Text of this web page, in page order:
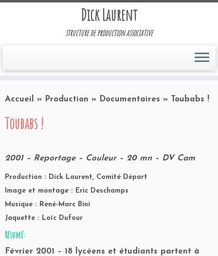
Dick Laurent
structure de production associative
Accueil » Production » Documentaires » Toubabs !
Toubabs !
2001 – Reportage – Couleur – 20 mn – DV Cam
Production : Dick Laurent, Comité Départ
Image et montage : Eric Deschamps
Musique : René-Marc Bini
Jaquette : Loïc Dufour
Résumé:
Février 2001 – 18 lycéens et étudiants partent à